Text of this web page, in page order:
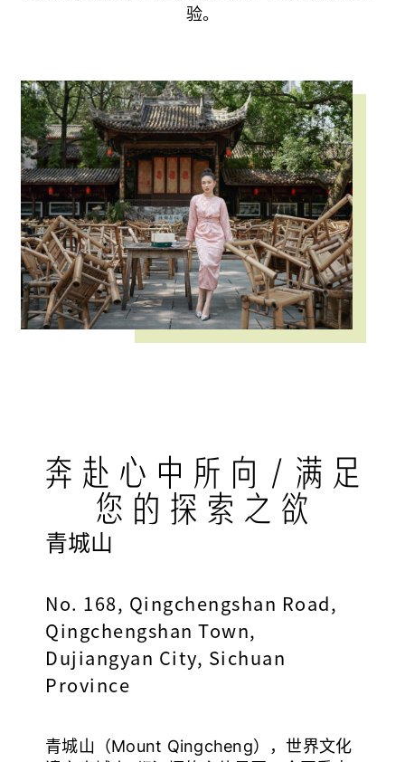
验。
奔赴心中所向 / 满足
您的探索之欲
青城山
No. 168, Qingchengshan Road,
Qingchengshan Town,
Dujiangyan City, Sichuan
Province
青城山（Mount Qingcheng），世界文化